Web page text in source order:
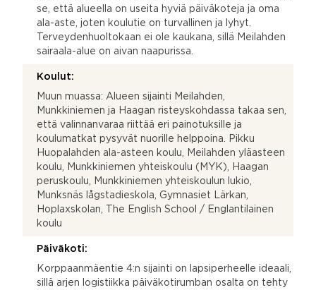
se, että alueella on useita hyviä päiväkoteja ja oma
ala-aste, joten koulutie on turvallinen ja lyhyt.
Terveydenhuoltokaan ei ole kaukana, sillä Meilahden
sairaala-alue on aivan naapurissa.
Koulut:
Muun muassa: Alueen sijainti Meilahden,
Munkkiniemen ja Haagan risteyskohdassa takaa sen,
että valinnanvaraa riittää eri painotuksille ja
koulumatkat pysyvät nuorille helppoina. Pikku
Huopalahden ala-asteen koulu, Meilahden yläasteen
koulu, Munkkiniemen yhteiskoulu (MYK), Haagan
peruskoulu, Munkkiniemen yhteiskoulun lukio,
Munksnäs lågstadieskola, Gymnasiet Lärkan,
Hoplaxskolan, The English School / Englantilainen
koulu
Päiväkoti:
Korppaanmäentie 4:n sijainti on lapsiperheelle ideaali,
sillä arjen logistiikka päiväkotirumban osalta on tehty